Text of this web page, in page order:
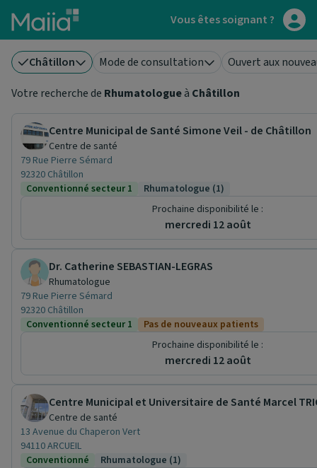
Aller au contenu principal Vous êtes soignant ?
Châtillon Mode de consultation
Ouvert aux
Votre recherche de Rhumatologueà Châtillon
Centre Municipal de Santé Simone Veil - de Châtillon
Centre de santé
79 Rue Pierre Sémard
92320 Châtillon
Conventionné secteur 1
Rhumatologue (1)
Prochaine disponibilité le :
mercredi 12 août
Dr. Catherine SEBASTIAN-LEGRAS
Rhumatologue
79 Rue Pierre Sémard
92320 Châtillon
Conventionné secteur 1
Pas de nouveaux patients
Prochaine disponibilité le :
mercredi 12 août
Centre Municipal et Universitaire de Santé Marcel
Centre de santé
13 Avenue du Chaperon Vert
94110 ARCUEIL
Conventionné
Rhumatologue (1)